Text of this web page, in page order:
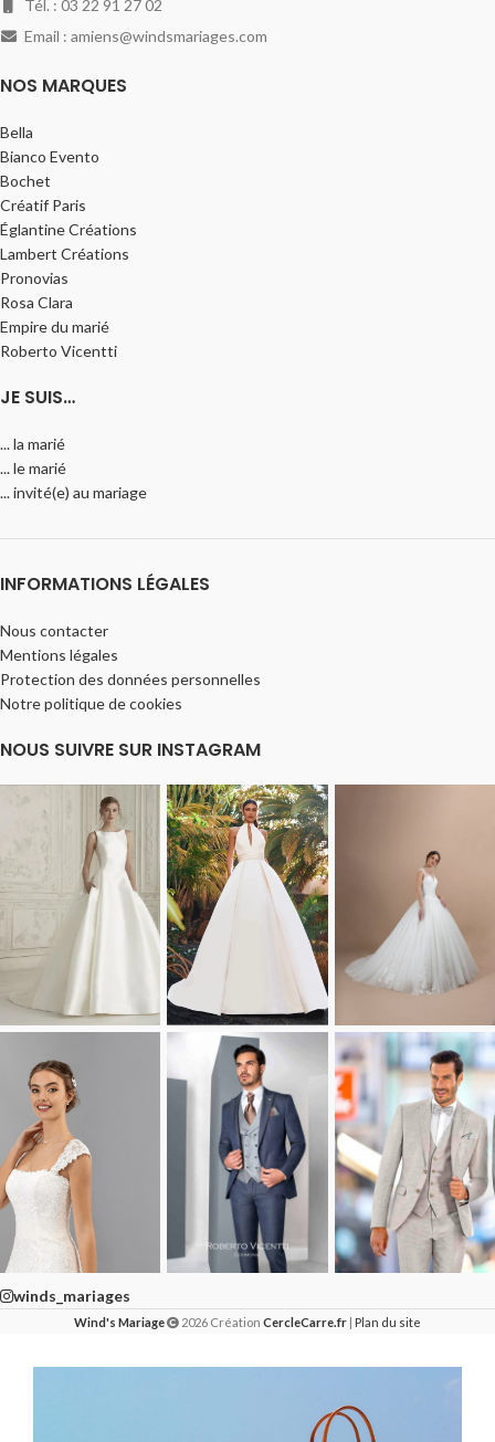
Tél. : 03 22 91 27 02
Email : amiens@windsmariages.com
NOS MARQUES
Bella
Bianco Evento
Bochet
Créatif Paris
Églantine Créations
Lambert Créations
Pronovias
Rosa Clara
Empire du marié
Roberto Vicentti
JE SUIS…
... la marié
... le marié
... invité(e) au mariage
INFORMATIONS LÉGALES
Nous contacter
Mentions légales
Protection des données personnelles
Notre politique de cookies
NOUS SUIVRE SUR INSTAGRAM
winds_mariages
Wind's Mariage 2026 Création CercleCarre.fr | Plan du site